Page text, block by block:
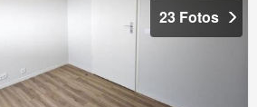
23 Fotos